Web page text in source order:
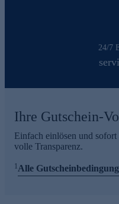
24/7
Ihre Gutschein-
Einfach einlösen und
volle Transparenz.
1Alle